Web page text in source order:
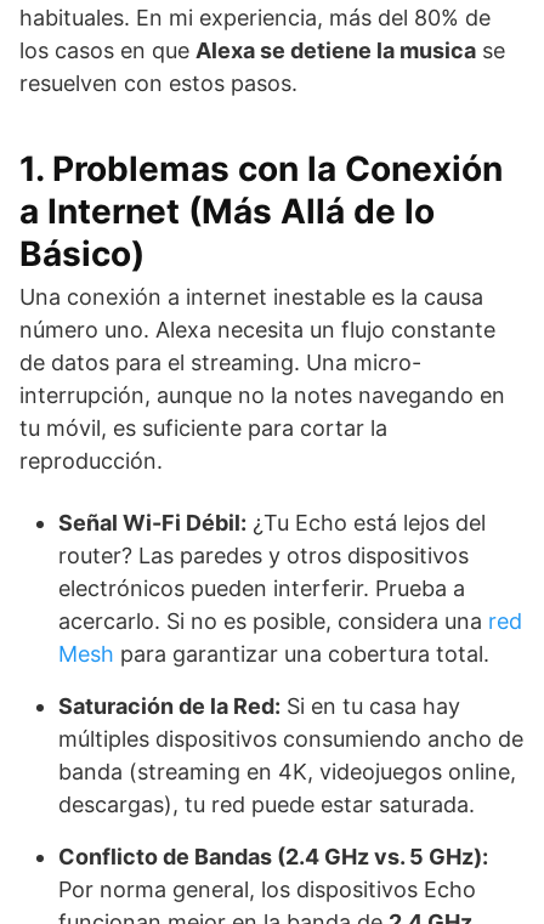
habituales. En mi experiencia, más del 80% de
los casos en que Alexa se detiene la musica se
resuelven con estos pasos.
1. Problemas con la Conexión
a Internet (Más Allá de lo
Básico)
Una conexión a internet inestable es la causa
número uno. Alexa necesita un flujo constante
de datos para el streaming. Una micro-
interrupción, aunque no la notes navegando en
tu móvil, es suficiente para cortar la
reproducción.
Señal Wi-Fi Débil: ¿Tu Echo está lejos del
router? Las paredes y otros dispositivos
electrónicos pueden interferir. Prueba a
acercarlo. Si no es posible, considera una red
Mesh para garantizar una cobertura total.
Saturación de la Red: Si en tu casa hay
múltiples dispositivos consumiendo ancho de
banda (streaming en 4K, videojuegos online,
descargas), tu red puede estar saturada.
Conflicto de Bandas (2.4 GHz vs. 5 GHz):
Por norma general, los dispositivos Echo